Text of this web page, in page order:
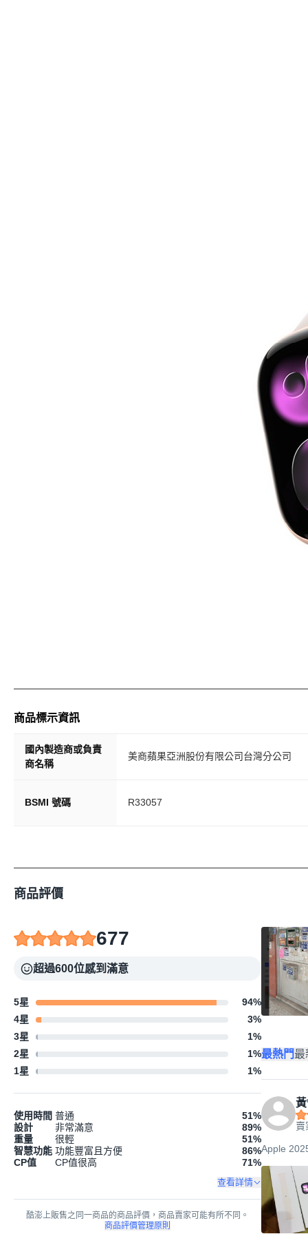
商品標示資訊
國內製造商或負責
商名稱
美商蘋果亞洲股份有限公司台灣分公司
BSMI 號碼 R33057
商品評價
677
超過600位感到滿意
5星 94%
4星
3%
3星
1%
2星
1%
1星
1%
使用時間 普通 51%
設計
非常滿意 89%
重量
很輕 51%
智慧功能 功能豐富且方便 86%
CP值
CP值很高 71%
查看詳情
酷澎上販售之同一商品的商品評價，商品賣家可能有所不同。
商品評價管理原則
最熱門最
賣
Apple